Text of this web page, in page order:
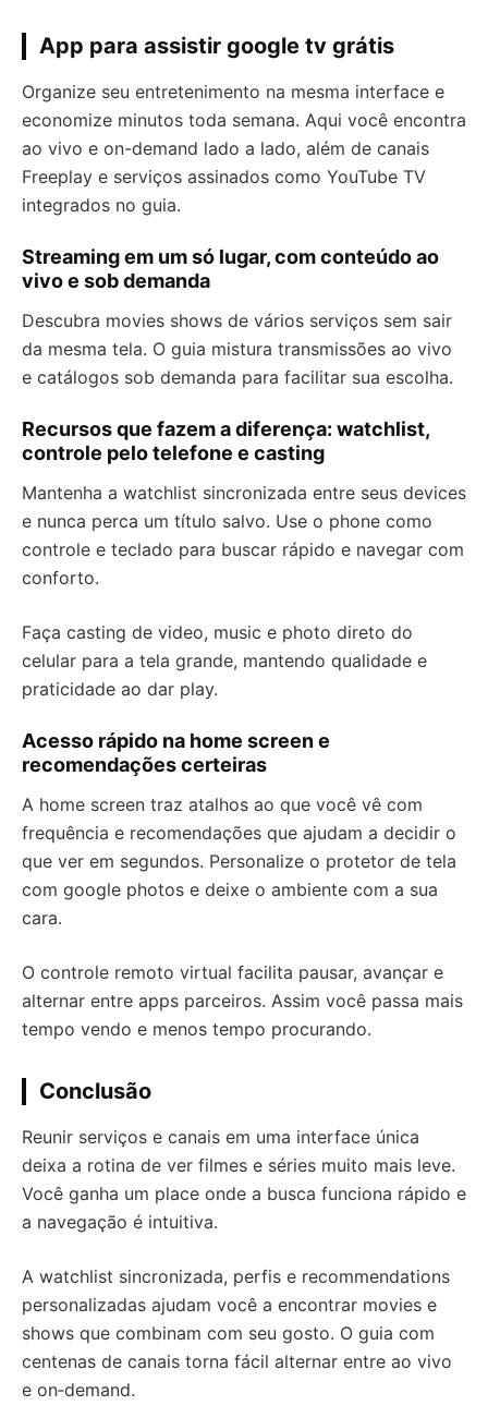
App para assistir google tv grátis
Organize seu entretenimento na mesma interface e
economize minutos toda semana. Aqui você encontra
ao vivo e on-demand lado a lado, além de canais
Freeplay e serviços assinados como YouTube TV
integrados no guia.
Streaming em um só lugar, com conteúdo ao
vivo e sob demanda
Descubra movies shows de vários serviços sem sair
da mesma tela. O guia mistura transmissões ao vivo
e catálogos sob demanda para facilitar sua escolha.
Recursos que fazem a diferença: watchlist,
controle pelo telefone e casting
Mantenha a watchlist sincronizada entre seus devices
e nunca perca um título salvo. Use o phone como
controle e teclado para buscar rápido e navegar com
conforto.
Faça casting de video, music e photo direto do
celular para a tela grande, mantendo qualidade e
praticidade ao dar play.
Acesso rápido na home screen e
recomendações certeiras
A home screen traz atalhos ao que você vê com
frequência e recomendações que ajudam a decidir o
que ver em segundos. Personalize o protetor de tela
com google photos e deixe o ambiente com a sua
cara.
O controle remoto virtual facilita pausar, avançar e
alternar entre apps parceiros. Assim você passa mais
tempo vendo e menos tempo procurando.
Conclusão
Reunir serviços e canais em uma interface única
deixa a rotina de ver filmes e séries muito mais leve.
Você ganha um place onde a busca funciona rápido e
a navegação é intuitiva.
A watchlist sincronizada, perfis e recommendations
personalizadas ajudam você a encontrar movies e
shows que combinam com seu gosto. O guia com
centenas de canais torna fácil alternar entre ao vivo
e on‑demand.